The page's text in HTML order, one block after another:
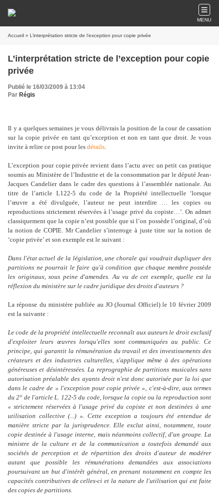
MENU
Accueil » L’interprétation stricte de l’exception pour copie privée
L’interprétation stricte de l’exception pour copie
privée
Publié le 16/03/2009 à 13:04
Par Régis
Il y a quelques semaines je vous délivrais la position de la cour de cassation
sur la copie privée en tant qu’exception et non en tant que droit. Je vous
invite à relire ce post pour les détails.
L’exception pour copie privée revient dans l’actu avec un petit cas pratique
soumis au Ministère de l’Industrie et de la consommation par le député Jean-
Jacques Candelier dans le cadre des questions à l’assemblée nationale. Au
titre de l’article L122-5 du code de la Propriété intellectuelle ‘lorsque
l’œuvre a été divulguée, l’auteur ne peut interdire … les copies ou
reproductions strictement réservées à l’usage privé du copiste…’. On admet
classiquement que la copie n’est possible que si l’on possède l’original, d’où
la notion de COPIE. Mr Candelier s’interroge à juste titre sur la notion de
‘copie privée’ et son exemple est le suivant :
Dans l'état actuel de la législation, une chorale qui voudrait dupliquer des
partitions ne pourrait le faire qu'à condition que chaque membre possède
les originaux, sous peine d'amendes. Au vu de cet exemple, quelle est la
réflexion du ministère sur le cadre juridique des droits d'auteurs ?
La réponse du ministère publiée au JO (Journal Officiel) le 10 février 2009
est la suivante :
Le code de la propriété intellectuelle reconnaît aux auteurs le droit exclusif
d'exploiter leurs œuvres lorsqu'elles sont communiquées au public. Ce
principe, qui garantit la rémunération du travail et des investissements des
créateurs et des industries culturelles, s'applique même à des opérations
généreuses et désintéressées. La reprographie de partitions musicales sans
autorisation préalable des ayants droit n'est donc autorisée par la loi que
dans le cadre de « l'exception pour copie privée », c'est-à-dire, aux termes
du 2° de l'article L. 122-5 du code, lorsque la copie ou la reproduction sont
« strictement réservées à l'usage privé du copiste et non destinées à une
utilisation collective (...) ». Cette exception a toujours été entendue de
manière stricte par la jurisprudence. Elle exclut ainsi, notamment, toute
copie destinée à l'usage interne, mais néanmoins collectif, d'un groupe. La
ministre de la culture et de la communication a toutefois demandé aux
sociétés de perception et de répartition des droits d'auteur de modérer
autant que possible les rémunérations demandées aux associations
poursuivant un but d'intérêt général, en prenant notamment en compte les
capacités contributives de celles-ci et la nature de l'utilisation qui est faite
des copies de partitions.